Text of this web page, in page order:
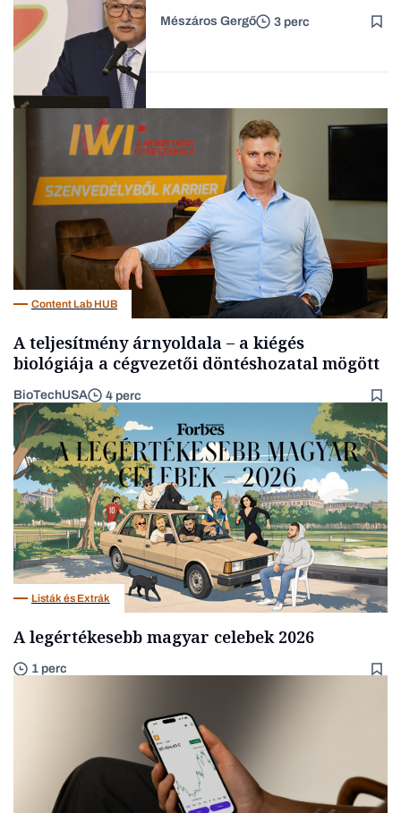
Családi
vállalkozások
Befektetés
Mészáros Gergő 3 perc
Content Lab HUB
A teljesítmény árnyoldala – a kiégés
biológiája a cégvezetői döntéshozatal mögött
BioTechUSA 4 perc
Listák és Extrák
A legértékesebb magyar celebek 2026
1 perc